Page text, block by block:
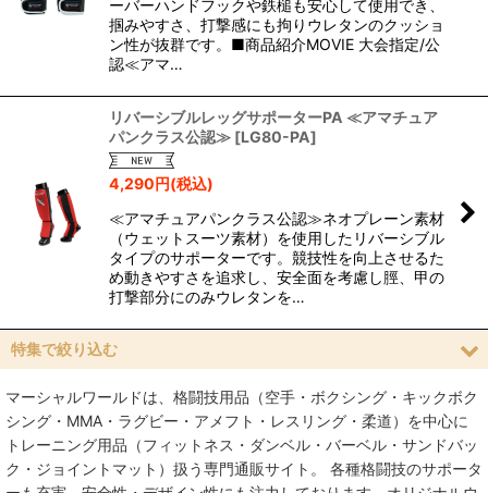
ーバーハンドフックや鉄槌も安心して使用でき、
掴みやすさ、打撃感にも拘りウレタンのクッショ
ン性が抜群です。■商品紹介MOVIE 大会指定/公
認≪アマ…
リバーシブルレッグサポーターPA ≪アマチュア
パンクラス公認≫ [LG80-PA]
4,290円(税込)
≪アマチュアパンクラス公認≫ネオプレーン素材
（ウェットスーツ素材）を使用したリバーシブル
タイプのサポーターです。競技性を向上させるた
め動きやすさを追求し、安全面を考慮し脛、甲の
打撃部分にのみウレタンを…
特集で絞り込む
空手
MMA総合格闘技
マーシャルワールドは、格闘技用品（空手・ボクシング・キックボク
シング・MMA・ラグビー・アメフト・レスリング・柔道）を中心に
トレーニング用品（フィットネス・ダンベル・バーベル・サンドバッ
ク・ジョイントマット）扱う専門通販サイト。 各種格闘技のサポータ